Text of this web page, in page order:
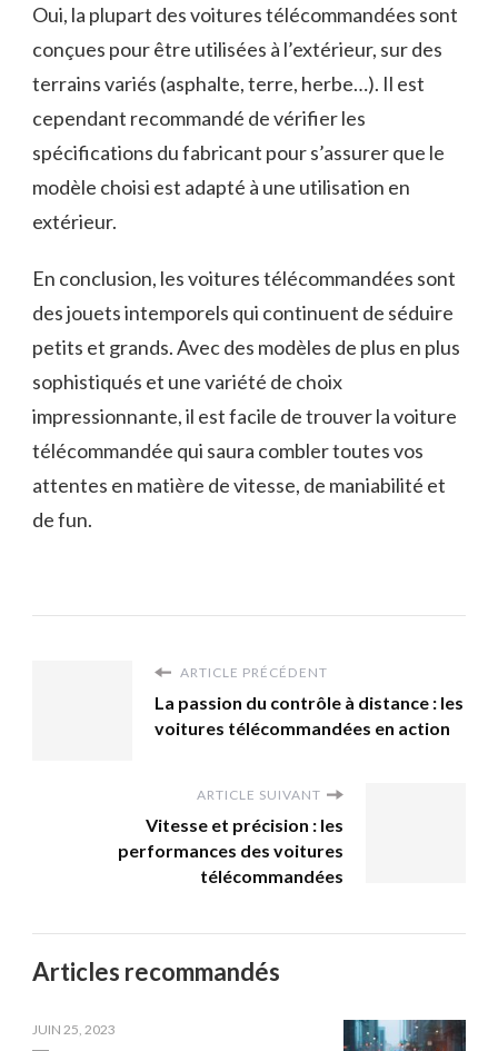
Oui, la plupart des voitures télécommandées sont
conçues pour être utilisées à l’extérieur, sur des
terrains variés (asphalte, terre, herbe…). Il est
cependant recommandé de vérifier les
spécifications du fabricant pour s’assurer que le
modèle choisi est adapté à une utilisation en
extérieur.
En conclusion, les voitures télécommandées sont
des jouets intemporels qui continuent de séduire
petits et grands. Avec des modèles de plus en plus
sophistiqués et une variété de choix
impressionnante, il est facile de trouver la voiture
télécommandée qui saura combler toutes vos
attentes en matière de vitesse, de maniabilité et
de fun.
ARTICLE PRÉCÉDENT
La passion du contrôle à distance : les
voitures télécommandées en action
ARTICLE SUIVANT
Vitesse et précision : les
performances des voitures
télécommandées
Articles recommandés
JUIN 25, 2023